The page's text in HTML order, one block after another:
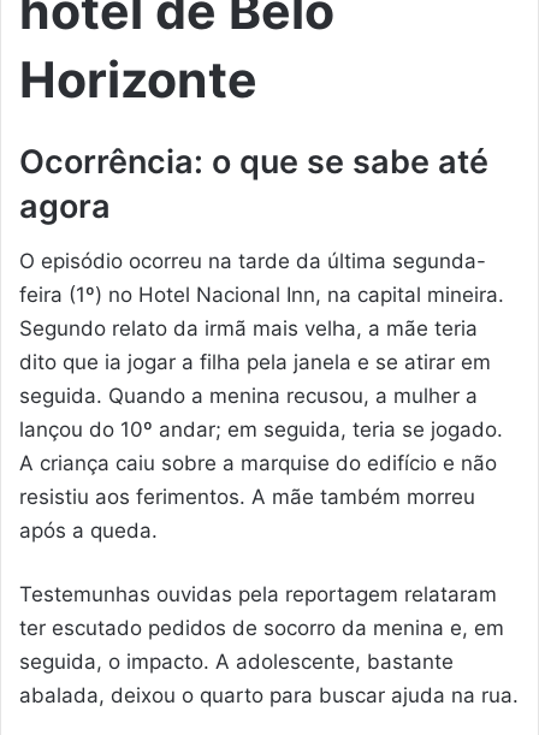
Horizonte
Ocorrência: o que se sabe até
agora
O episódio ocorreu na tarde da última segunda-
feira (1º) no Hotel Nacional Inn, na capital mineira.
Segundo relato da irmã mais velha, a mãe teria
dito que ia jogar a filha pela janela e se atirar em
seguida. Quando a menina recusou, a mulher a
lançou do 10º andar; em seguida, teria se jogado.
A criança caiu sobre a marquise do edifício e não
resistiu aos ferimentos. A mãe também morreu
após a queda.
Testemunhas ouvidas pela reportagem relataram
ter escutado pedidos de socorro da menina e, em
seguida, o impacto. A adolescente, bastante
abalada, deixou o quarto para buscar ajuda na rua.